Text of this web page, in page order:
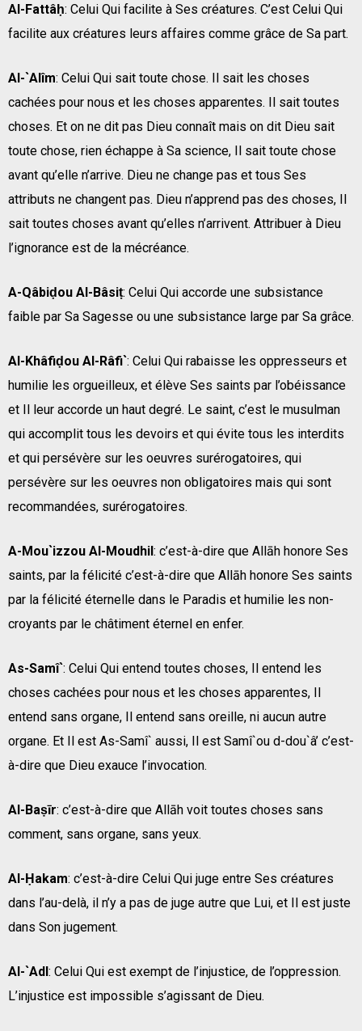
Al-Fattâḥ: Celui Qui facilite à Ses créatures. C’est Celui Qui
facilite aux créatures leurs affaires comme grâce de Sa part.
Al-`Alîm: Celui Qui sait toute chose. Il sait les choses
cachées pour nous et les choses apparentes. Il sait toutes
choses. Et on ne dit pas Dieu connaît mais on dit Dieu sait
toute chose, rien échappe à Sa science, Il sait toute chose
avant qu’elle n’arrive. Dieu ne change pas et tous Ses
attributs ne changent pas. Dieu n’apprend pas des choses, Il
sait toutes choses avant qu’elles n’arrivent. Attribuer à Dieu
l’ignorance est de la mécréance.
A-Qâbiḍou Al-Bâsiṭ: Celui Qui accorde une subsistance
faible par Sa Sagesse ou une subsistance large par Sa grâce.
Al-Khâfiḍou Al-Râfi`: Celui Qui rabaisse les oppresseurs et
humilie les orgueilleux, et élève Ses saints par l’obéissance
et Il leur accorde un haut degré. Le saint, c’est le musulman
qui accomplit tous les devoirs et qui évite tous les interdits
et qui persévère sur les oeuvres surérogatoires, qui
persévère sur les oeuvres non obligatoires mais qui sont
recommandées, surérogatoires.
A-Mou`izzou Al-Moudhil: c’est-à-dire que Allāh honore Ses
saints, par la félicité c’est-à-dire que Allāh honore Ses saints
par la félicité éternelle dans le Paradis et humilie les non-
croyants par le châtiment éternel en enfer.
As-Samî`: Celui Qui entend toutes choses, Il entend les
choses cachées pour nous et les choses apparentes, Il
entend sans organe, Il entend sans oreille, ni aucun autre
organe. Et Il est As-Samî` aussi, Il est Samî`ou d-dou`â’ c’est-
à-dire que Dieu exauce l’invocation.
Al-Baṣīr: c’est-à-dire que Allāh voit toutes choses sans
comment, sans organe, sans yeux.
Al-Ḥakam: c’est-à-dire Celui Qui juge entre Ses créatures
dans l’au-delà, il n’y a pas de juge autre que Lui, et Il est juste
dans Son jugement.
Al-`Adl: Celui Qui est exempt de l’injustice, de l’oppression.
L’injustice est impossible s’agissant de Dieu.